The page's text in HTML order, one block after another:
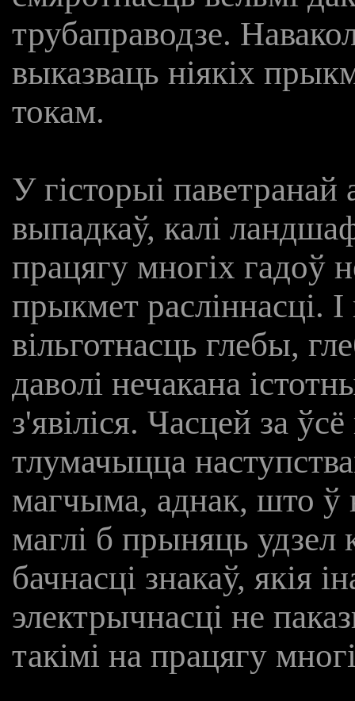
трубаправодзе.
выказваць ніякіх
токам.
У гісторыі паветранай
выпадкаў, калі
працягу многіх гадоў
прыкмет расліннасці.
вільготнасць глебы,
даволі нечакана
з'явіліся. Часцей за
тлумачыцца
магчыма, аднак, што ў
маглі б прыняць удзел
бачнасці знакаў, якія
электрычнасці не
такімі на працягу